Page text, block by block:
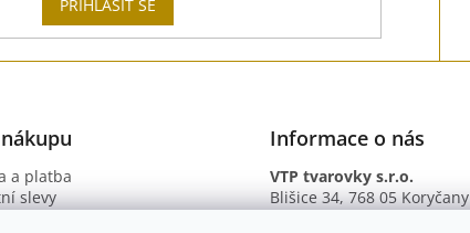
PŘIHLÁSIT SE
a platba
slevy
Informace o nás
VTP tvarovky s.r.o.
Blišice 34, 768 05 Koryčany